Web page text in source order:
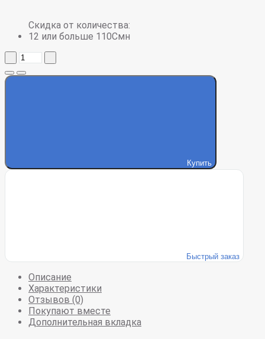
Скидка от количества:
12 или больше 110Смн
Купить
Быстрый заказ
Описание
Характеристики
Отзывов (0)
Покупают вместе
Дополнительная вкладка